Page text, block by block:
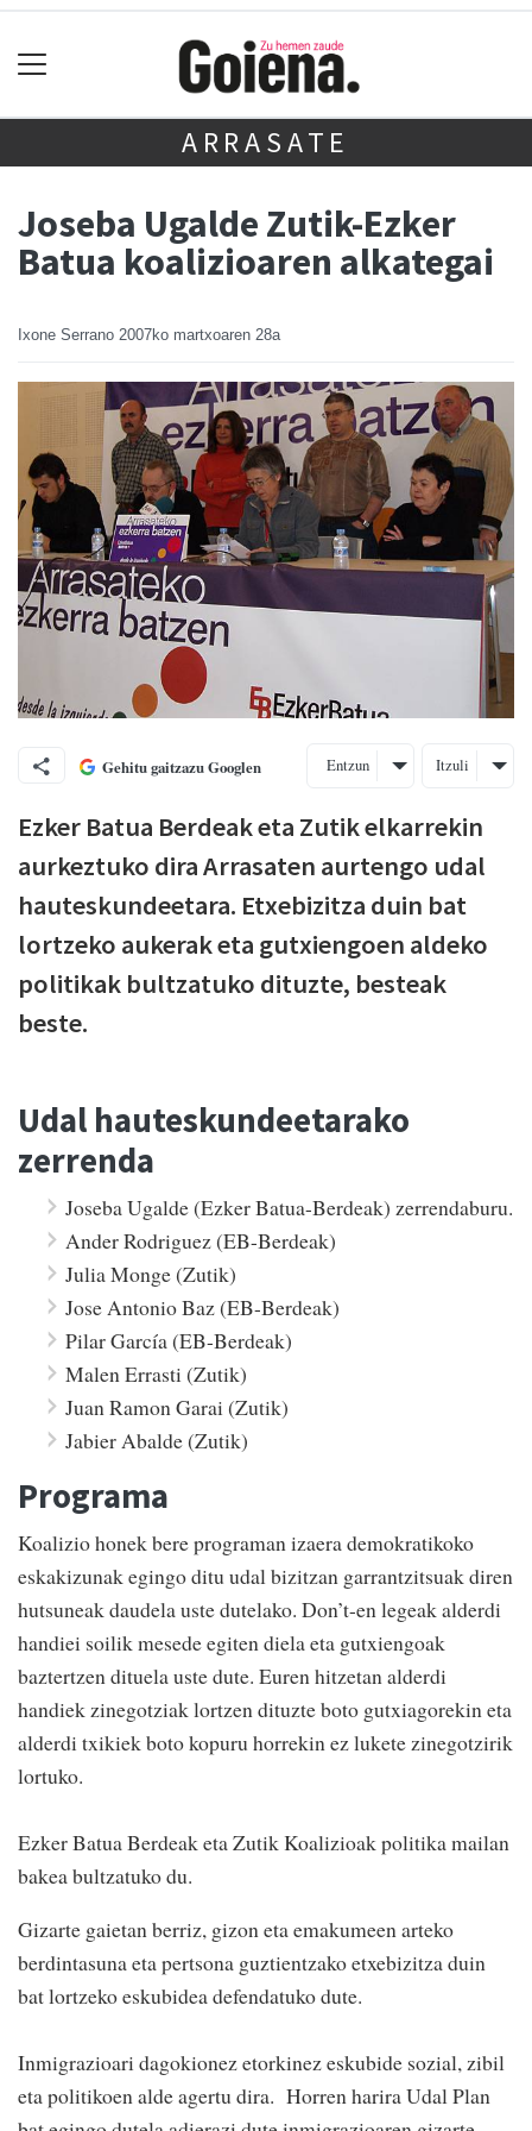
ARRASATE
Joseba Ugalde Zutik-Ezker
Batua koalizioaren alkategai
Ixone Serrano 2007ko martxoaren 28a
Gehitu gaitzazu Googlen Entzun Itzuli
Ezker Batua Berdeak eta Zutik elkarrekin
aurkeztuko dira Arrasaten aurtengo udal
hauteskundeetara. Etxebizitza duin bat
lortzeko aukerak eta gutxiengoen aldeko
politikak bultzatuko dituzte, besteak
beste.
Udal hauteskundeetarako
zerrenda
Joseba Ugalde (Ezker Batua-Berdeak) zerrendaburu.
Ander Rodriguez (EB-Berdeak)
Julia Monge (Zutik)
Jose Antonio Baz (EB-Berdeak)
Pilar García (EB-Berdeak)
Malen Errasti (Zutik)
Juan Ramon Garai (Zutik)
Jabier Abalde (Zutik)
Programa
Koalizio honek bere programan izaera demokratikoko
eskakizunak egingo ditu udal bizitzan garrantzitsuak diren
hutsuneak daudela uste dutelako. Don’t-en legeak alderdi
handiei soilik mesede egiten diela eta gutxiengoak
baztertzen dituela uste dute. Euren hitzetan alderdi
handiek zinegotziak lortzen dituzte boto gutxiagorekin eta
alderdi txikiek boto kopuru horrekin ez lukete zinegotzirik
lortuko.
Ezker Batua Berdeak eta Zutik Koalizioak politika mailan
bakea bultzatuko du.
Gizarte gaietan berriz, gizon eta emakumeen arteko
berdintasuna eta pertsona guztientzako etxebizitza duin
bat lortzeko eskubidea defendatuko dute.
Inmigrazioari dagokionez etorkinez eskubide sozial, zibil
eta politikoen alde agertu dira. Horren harira Udal Plan